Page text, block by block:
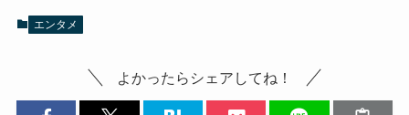
エンタメ
よかったらシェアしてね！